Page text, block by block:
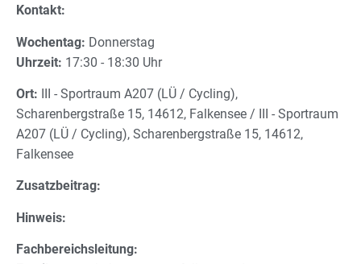
Kontakt:
Wochentag: Donnerstag
Uhrzeit: 17:30 - 18:30 Uhr
Ort: III - Sportraum A207 (LÜ / Cycling),
Scharenbergstraße 15, 14612, Falkensee / III - Sportraum
A207 (LÜ / Cycling), Scharenbergstraße 15, 14612,
Falkensee
Zusatzbeitrag:
Hinweis:
Fachbereichsleitung: